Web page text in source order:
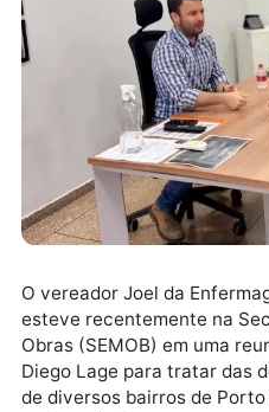
O vereador Joel da